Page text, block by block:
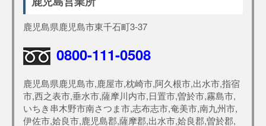
鹿児島県鹿児島市東千石町3-37
0800-111-0508
鹿児島県鹿児島市,鹿屋市,枕崎市,阿久根市,出水市,指宿
市,西之表市,垂水市,薩摩川内市,日置市,曽於市,霧島市,
いちき串木野市南さつま市,志布志市,奄美市,南九州市,
伊佐市,姶良市,鹿児島郡,薩摩郡,出水市,姶良郡,曽於郡,